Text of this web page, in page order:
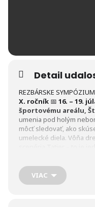
Detail
REZBÁRSKE
X. ročník 📅 16. – 19.
športovému areálu,
umenia pod holým
môcť sledovať, ako
umelecké diela. Vôňa
VIAC